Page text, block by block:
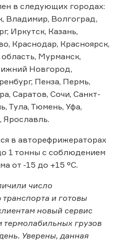
в следующих городах:
Владимир, Волгоград,
Иркутск, Казань,
Краснодар, Красноярск,
Мурманск,
Новгород,
Пенза, Пермь,
Саратов, Сочи, Санкт-
Тула, Тюмень, Уфа,
Ярославль.
в авторефрижераторах
1 тонны с соблюдением
от -15 до +15 °C.
число
и готовы
новый сервис
термолабильных грузов
Уверены, данная